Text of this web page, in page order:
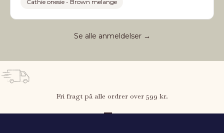
Cathie onesie - Brown melange
Se alle anmeldelser →
Fri fragt på alle ordrer over 599 kr.